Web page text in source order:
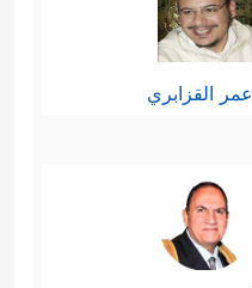
عمر القزابري